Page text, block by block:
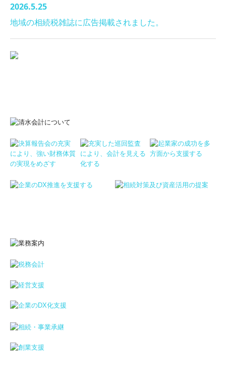
2026.5.25
地域の相続税雑誌に広告掲載されました。